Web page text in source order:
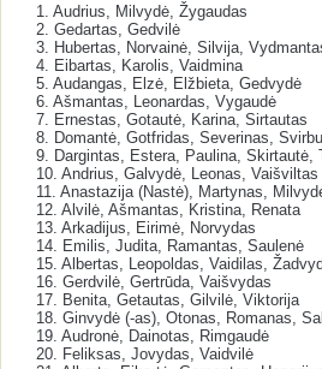
1. Audrius, Milvydė, Žygaudas
2. Gedartas, Gedvilė
3. Hubertas, Norvainė, Silvija,
4. Eibartas, Karolis, Vaidmina
5. Audangas, Elzė, Elžbieta, Gedvydė
6. Ašmantas, Leonardas, Vygaudė
7. Ernestas, Gotautė, Karina, Sirtautas
8. Domantė, Gotfridas, Severinas,
9. Dargintas, Estera, Paulina, Skirtautė,
10. Andrius, Galvydė, Leonas, Vaišviltas
11. Anastazija (Nastė), Martynas,
12. Alvilė, Ašmantas, Kristina, Renata
13. Arkadijus, Eirimė, Norvydas
14. Emilis, Judita, Ramantas, Saulenė
15. Albertas, Leopoldas, Vaidilas,
16. Gerdvilė, Gertrūda, Vaišvydas
17. Benita, Getautas, Gilvilė, Viktorija
18. Ginvydė (-as), Otonas, Romanas,
19. Audronė, Dainotas, Rimgaudė
20. Feliksas, Jovydas, Vaidvilė